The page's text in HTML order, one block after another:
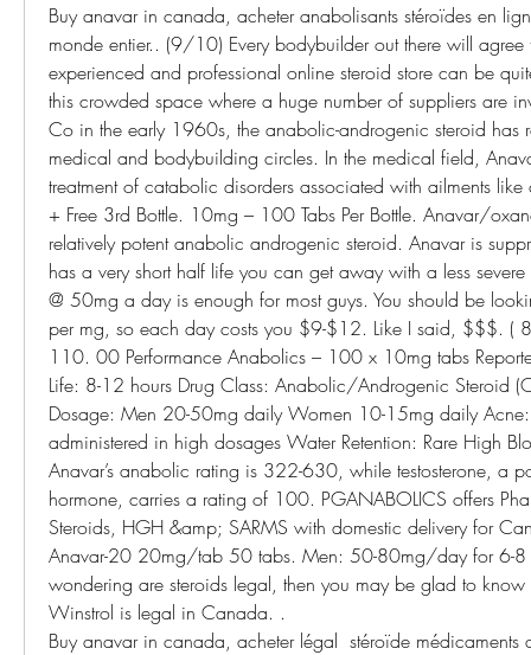
Buy anavar in canada, acheter anabolisants stéroïdes en
monde entier.. (9/10) Every bodybuilder out there will
experienced and professional online steroid store can be
this crowded space where a huge number of suppliers are
Co in the early 1960s, the anabolic-androgenic steroid has
medical and bodybuilding circles. In the medical field,
treatment of catabolic disorders associated with ailments
+ Free 3rd Bottle. 10mg – 100 Tabs Per Bottle. Anavar/
relatively potent anabolic androgenic steroid. Anavar is
has a very short half life you can get away with a less
@ 50mg a day is enough for most guys. You should be
per mg, so each day costs you $9-$12. Like I said, $$$. (
110. 00 Performance Anabolics – 100 x 10mg tabs
Life: 8-12 hours Drug Class: Anabolic/Androgenic Steroid
Dosage: Men 20-50mg daily Women 10-15mg daily
administered in high dosages Water Retention: Rare High
Anavar’s anabolic rating is 322-630, while testosterone, a
hormone, carries a rating of 100. PGANABOLICS offers
Steroids, HGH &amp; SARMS with domestic delivery for
Anavar-20 20mg/tab 50 tabs. Men: 50-80mg/day for 6-8
wondering are steroids legal, then you may be glad to know
Winstrol is legal in Canada. .
Buy anavar in canada, acheter légal  stéroïde médicaments